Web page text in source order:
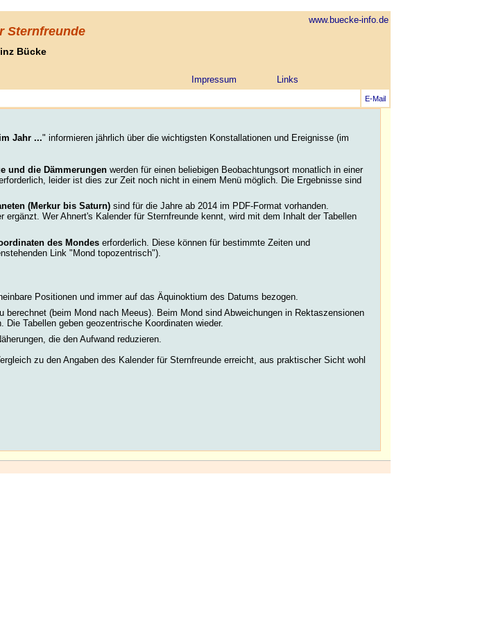
Sternfreunde
Bücke
www.buecke-info.de
Impressum Links
E-Mail
Jahr ..." informieren jährlich über die wichtigsten Konstallationen und Ereignisse (im
und die Dämmerungen werden für einen beliebigen Beobachtungsort monatlich in einer
leider ist dies zur Zeit noch nicht in einem Menü möglich. Die Ergebnisse sind
(Merkur bis Saturn) sind für die Jahre ab 2014 im PDF-Format vorhanden.
ergänzt. Wer Ahnert's Kalender für Sternfreunde kennt, wird mit dem Inhalt der Tabellen
des Mondes erforderlich. Diese können für bestimmte Zeiten und
Link "Mond topozentrisch").
Positionen und immer auf das Äquinoktium des Datums bezogen.
berechnet (beim Mond nach Meeus). Beim Mond sind Abweichungen in Rektaszensionen
Tabellen geben geozentrische Koordinaten wieder.
die den Aufwand reduzieren.
zu den Angaben des Kalender für Sternfreunde erreicht, aus praktischer Sicht wohl